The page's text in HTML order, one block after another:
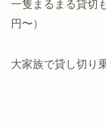
一隻まるまる貸切
円〜）
大家族で貸し切り